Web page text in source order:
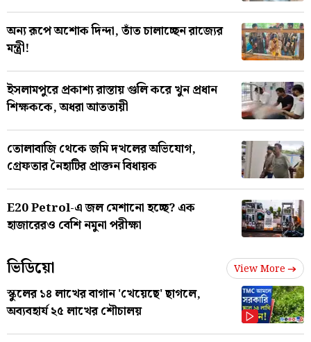
অন্য রূপে অশোক দিন্দা, তাঁত চালাচ্ছেন রাজ্যের
মন্ত্রী!
ইসলামপুরে প্রকাশ্য রাস্তায় গুলি করে খুন প্রধান
শিক্ষককে, অধরা আততায়ী
তোলাবাজি থেকে জমি দখলের অভিযোগ,
গ্রেফতার নৈহাটির প্রাক্তন বিধায়ক
E20 Petrol-এ জল মেশানো হচ্ছে? এক
হাজারেরও বেশি নমুনা পরীক্ষা
ভিডিয়ো View More
স্কুলের ১৪ লাখের বাগান 'খেয়েছে' ছাগলে,
অব্যবহার্য ২৫ লাখের শৌচালয়